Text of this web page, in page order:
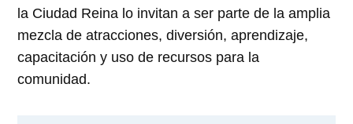
la Ciudad Reina lo invitan a ser parte de la amplia
mezcla de atracciones, diversión, aprendizaje,
capacitación y uso de recursos para la
comunidad.